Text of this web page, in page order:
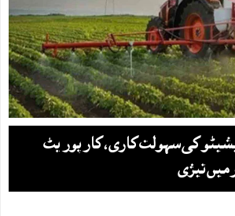
کی سہولت کاری ، کارپوریٹ
میں تیزی